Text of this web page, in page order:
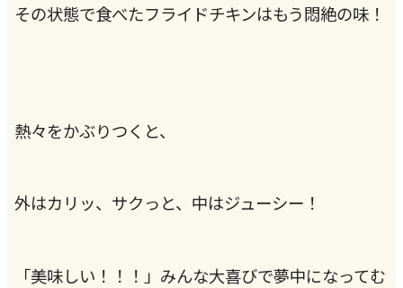
その状態で食べたフライドチキンはもう悶絶の味！
熱々をかぶりつくと、
外はカリッ、サクっと、中はジューシー！
「美味しい！！！」みんな大喜びで夢中になってむ